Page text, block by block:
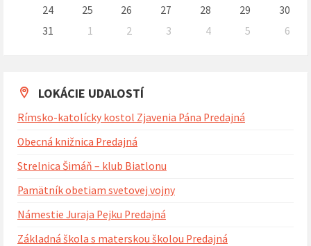
24
25 26 27 28 29
30
31
1 2 3 4 5
6
na
dni
LOKÁCIE UDALOSTÍ
Rímsko-katolícky kostol Zjavenia Pána Predajná
Obecná knižnica Predajná
Strelnica Šimáň – klub Biatlonu
Pamätník obetiam svetovej vojny
Námestie Juraja Pejku Predajná
Základná škola s materskou školou Predajná